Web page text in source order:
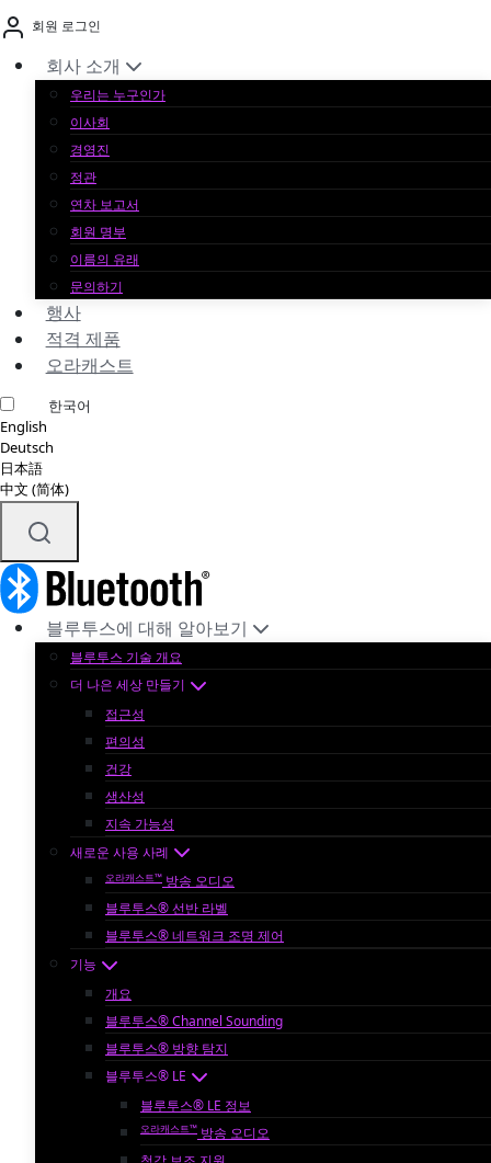
본
문
바
회원 로그인
회사 소개
우리는 누구인가
이사회
경영진
정관
연차 보고서
회원 명부
이름의 유래
문의하기
행사
적격 제품
오라캐스트
한국어
English
Deutsch
日本語
中文 (简体)
블루투스에 대해 알아보기
블루투스 기술 개요
더 나은 세상 만들기
접근성
편의성
건강
생산성
지속 가능성
새로운 사용 사례
오라캐스트™ 방송 오디오
블루투스® 선반 라벨
블루투스® 네트워크 조명 제어
기능
개요
블루투스® Channel Sounding
블루투스® 방향 탐지
블루투스® LE
블루투스® LE 정보
오라캐스트™ 방송 오디오